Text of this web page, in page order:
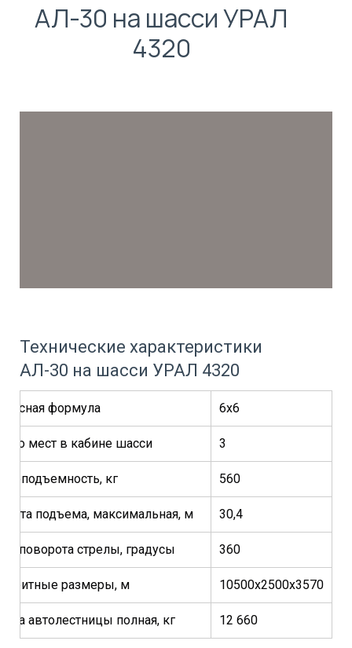
АЛ-30 на шасси УРАЛ
4320
Технические характеристики
АЛ-30 на шасси УРАЛ 4320
формула 6х6
мест в кабине шасси 3
кг 560
подъема, максимальная, м 30,4
поворота стрелы, градусы 360
размеры, м 10500х2500х3570
автолестницы полная, кг 12 660